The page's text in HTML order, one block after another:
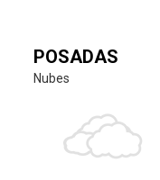
POSADAS
Nubes